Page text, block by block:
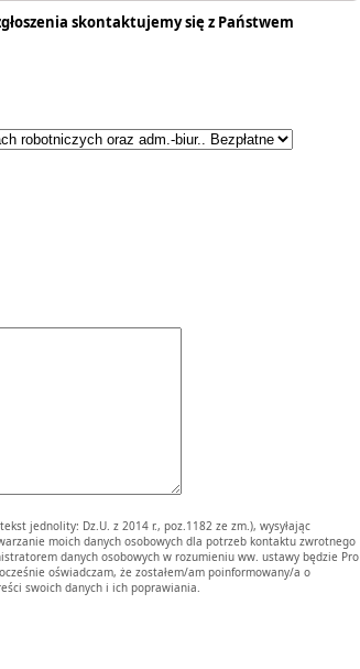
skontaktujemy się z Państwem
jednolity: Dz.U. z 2014 r., poz.1182 ze zm.), wysyłając
moich danych osobowych dla potrzeb kontaktu zwrotnego
danych osobowych w rozumieniu ww. ustawy będzie Pro
oświadczam, że zostałem/am poinformowany/a o
swoich danych i ich poprawiania.